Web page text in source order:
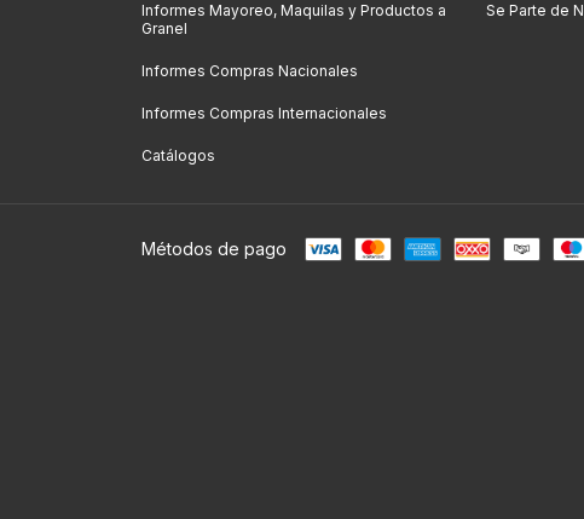
Informes Mayoreo, Maquilas y Productos a
Granel
Informes Compras Nacionales
Informes Compras Internacionales
Catálogos
Se Parte de
Métodos de pago